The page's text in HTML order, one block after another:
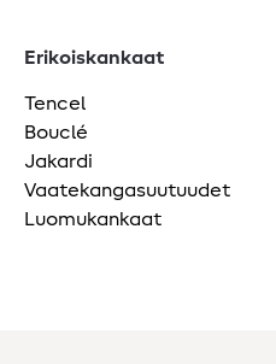
Erikoiskankaat
Tencel
Bouclé
Jakardi
Vaatekangasuutuudet
Luomukankaat